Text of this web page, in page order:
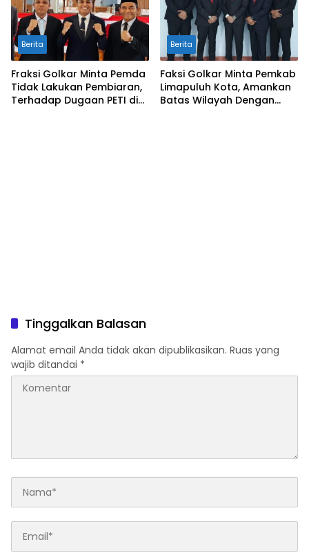
Berita
Fraksi Golkar Minta Pemda
Tidak Lakukan Pembiaran,
Terhadap Dugaan PETI di
Berita
Faksi Golkar Minta Pemkab
Limapuluh Kota, Amankan
Batas Wilayah Dengan
Tinggalkan Balasan
Alamat email Anda tidak akan dipublikasikan. Ruas yang
wajib ditandai *